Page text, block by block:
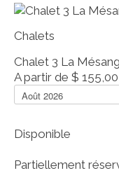
Chalets
Chalet 3 La
A partir de $ 155,00
Disponible
Partiellement